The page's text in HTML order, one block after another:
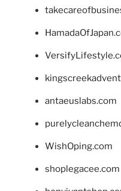
antaeuslabs.com
WishOping.com
shoplegacee.com